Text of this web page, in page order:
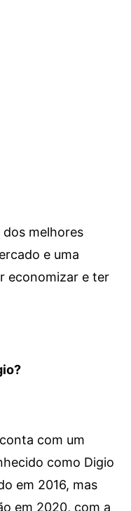
melhores
e uma
economizar e ter
com um
como Digio
em 2016, mas
em 2020, com a